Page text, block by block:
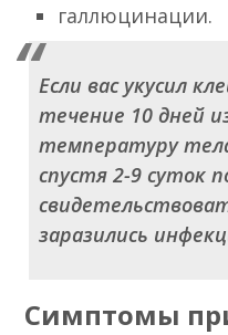
галлюцинации.
Если вас укусил
течение 10 дней
температуру
спустя 2-9 суток
заразились
Симптомы